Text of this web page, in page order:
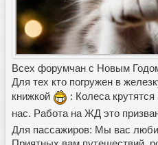
Всех форумчан с Новым
Для тех кто погружен в
книжкой
: Колеса
нас. Работа на ЖД это
Для пассажиров: Мы вас